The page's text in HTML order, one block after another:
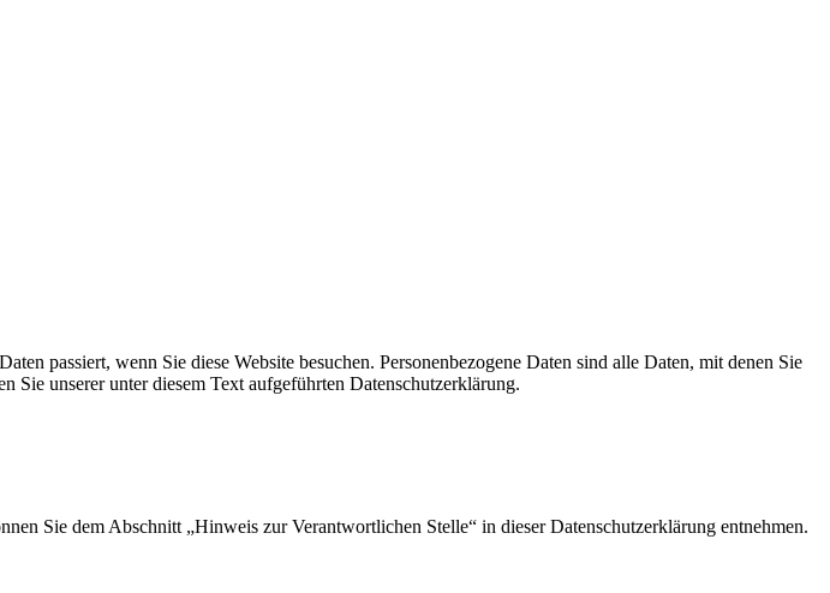
passiert, wenn Sie diese Website besuchen. Personenbezogene Daten sind alle Daten, mit denen Sie
unserer unter diesem Text aufgeführten Datenschutzerklärung.
Sie dem Abschnitt „Hinweis zur Verantwortlichen Stelle“ in dieser Datenschutzerklärung entnehmen.